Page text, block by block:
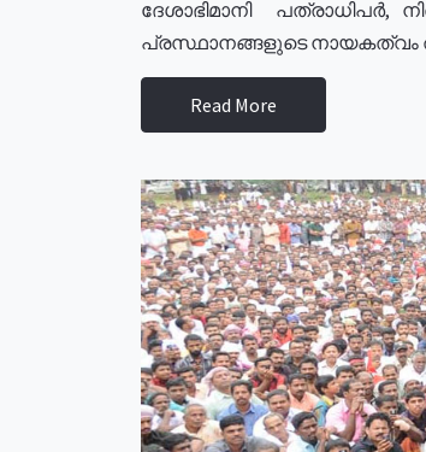
ദേശാഭിമാനി
പ്രസ്ഥാനങ്ങളുടെ നായകത്വം
Read More